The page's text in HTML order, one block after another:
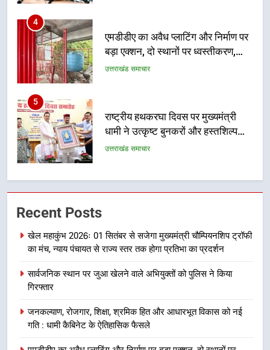
5
राष्ट्रीय हथकरघा दिवस पर मुख्यमंत्री
धामी ने उत्कृष्ट बुनकरों और हस्तशिल्प
6
उत्तराखंड कांग्रेस में बड़ा संगठनात्मक
फेरबदल, नई कार्यकारिणी और समितियों
7
वाले महीनों में हजारों पदों पर की जाएगी
भर्ती
उत्तराखंड समाचार
8
का डीएम ने किया निरीक्षण; समयबद्ध एवं
गुणवत्तापूर्ण निर्माण सुनिश्चित करने के
निर्देश, सुरक्षा मानकों से कोई समझौता
उत्तराखंड समाचार
Recent Posts
खेल महाकुंभ 2026ः 01 सितंबर से सजेगा मुख्यमंत्री चौम्पियनशिप ट्रॉफी
का मंच, न्याय पंचायत से राज्य स्तर तक होगा प्रतिभा का प्रदर्शन
सार्वजनिक स्थान पर जुआ खेलने वाले अभियुक्तों को पुलिस ने किया
गिरफ्तार
जनकल्याण, रोजगार, शिक्षा, श्रमिक हित और आधारभूत विकास को नई
गति : धामी कैबिनेट के ऐतिहासिक फैसले